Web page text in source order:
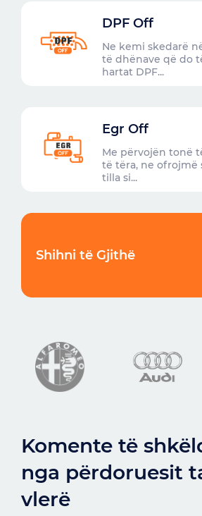
DPF Off
Ne kemi skedarë
të dhënave që do
hartat DPF...
Egr Off
Me përvojën tonë
të tëra, ne ofrojmë
tilla si...
Shihni të Gjithë
Komente të
nga përdoruesit
vlerë